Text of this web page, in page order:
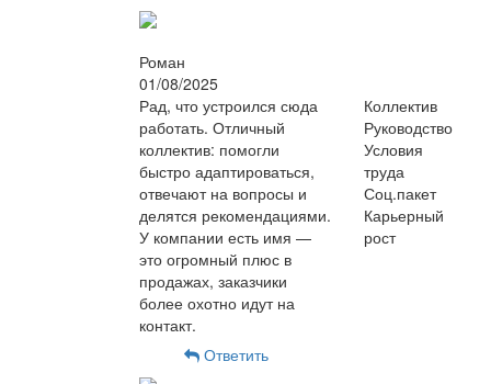
Роман
01/08/2025
Рад, что устроился сюда
работать. Отличный
коллектив: помогли
быстро адаптироваться,
отвечают на вопросы и
делятся рекомендациями.
У компании есть имя —
это огромный плюс в
продажах, заказчики
более охотно идут на
контакт.
Коллектив
Руководство
Условия
труда
Соц.пакет
Карьерный
рост
Ответить